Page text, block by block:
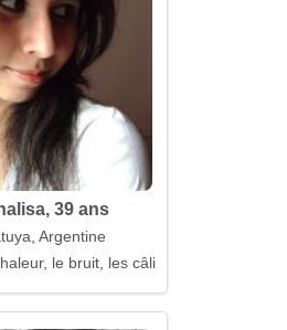
39 ans
Argentine
le bruit, les câlins